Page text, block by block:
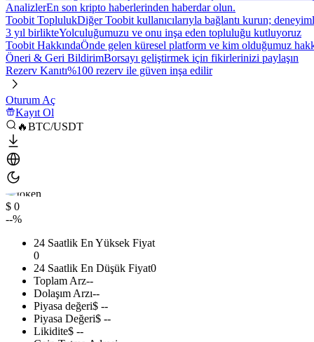
AnalizlerEn son kripto haberlerinden haberdar olun.
Toobit ToplulukDiğer Toobit kullanıcılarıyla bağlantı kurun;
3 yıl birlikteYolculuğumuzu ve onu inşa eden topluluğu kutluyoruz
Toobit HakkındaÖnde gelen küresel platform ve kim olduğumuz
Öneri & Geri BildirimBorsayı geliştirmek için fikirlerinizi paylaşın
Rezerv Kanıtı%100 rezerv ile güven inşa edilir
Oturum Aç
Kayıt Ol
🔥BTC/USDT
$ 0
--%
24 Saatlik En Yüksek Fiyat
0
24 Saatlik En Düşük Fiyat0
Toplam Arz--
Dolaşım Arzı--
Piyasa değeri$ --
Piyasa Değeri$ --
Likidite$ --